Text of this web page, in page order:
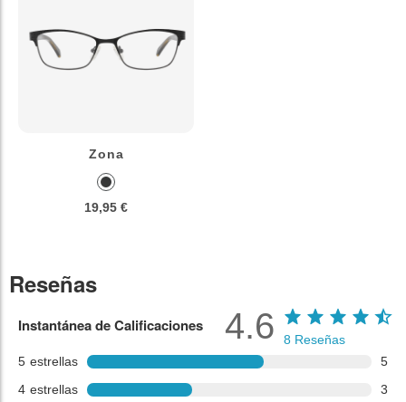
Zona
19,95 €
Reseñas
Instantánea de Calificaciones
5 estrellas
5
4 estrellas
3
4.6 8 Reseñas